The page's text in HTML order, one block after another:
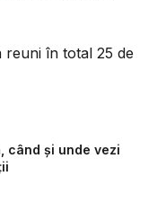
reuni în total 25 de
când și unde vezi